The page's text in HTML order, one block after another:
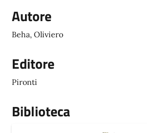
Autore
Beha, Oliviero
Editore
Pironti
Biblioteca